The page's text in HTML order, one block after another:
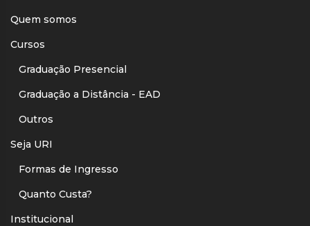
Quem somos
Cursos
Graduação Presencial
Graduação a Distância - EAD
Outros
Seja URI
Formas de Ingresso
Quanto Custa?
Institucional